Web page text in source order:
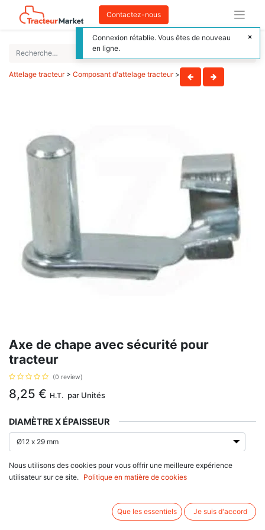
Contactez-nous
Attelage tracteur> Composant d'attelage tracteur>
Axe de chape avec sécurité pour
tracteur
(0 review)
8,25 € H.T. par Unités
DIAMÈTRE X ÉPAISSEUR
AJOUTER AU PANIER
1 semaine
Nous utilisons des cookies pour vous offrir une meilleure expérience
utilisateur sur ce site.
Politique en matière de cookies
Que les essentiels Je suis d'accord
Connexion rétablie. Vous êtes de nouveau
en ligne.